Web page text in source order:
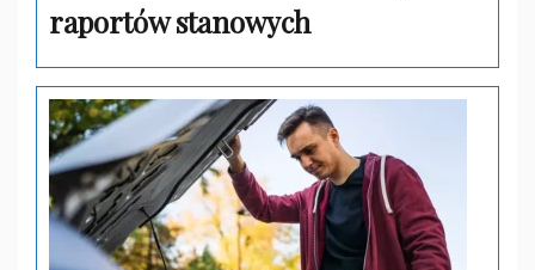
raportów stanowych